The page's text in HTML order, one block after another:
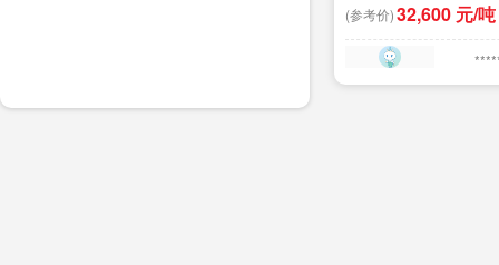
(参考价)32,600 元/吨